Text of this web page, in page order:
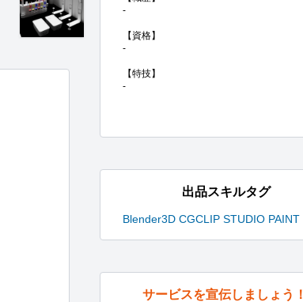
-
【資格】
-
【特技】
-
出品スキルタグ
Blender3D CGCLIP STUDIO PAINT
サービスを宣伝しましょう！